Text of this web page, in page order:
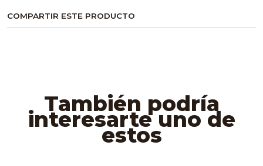
COMPARTIR ESTE PRODUCTO
También podría
interesarte uno de
estos